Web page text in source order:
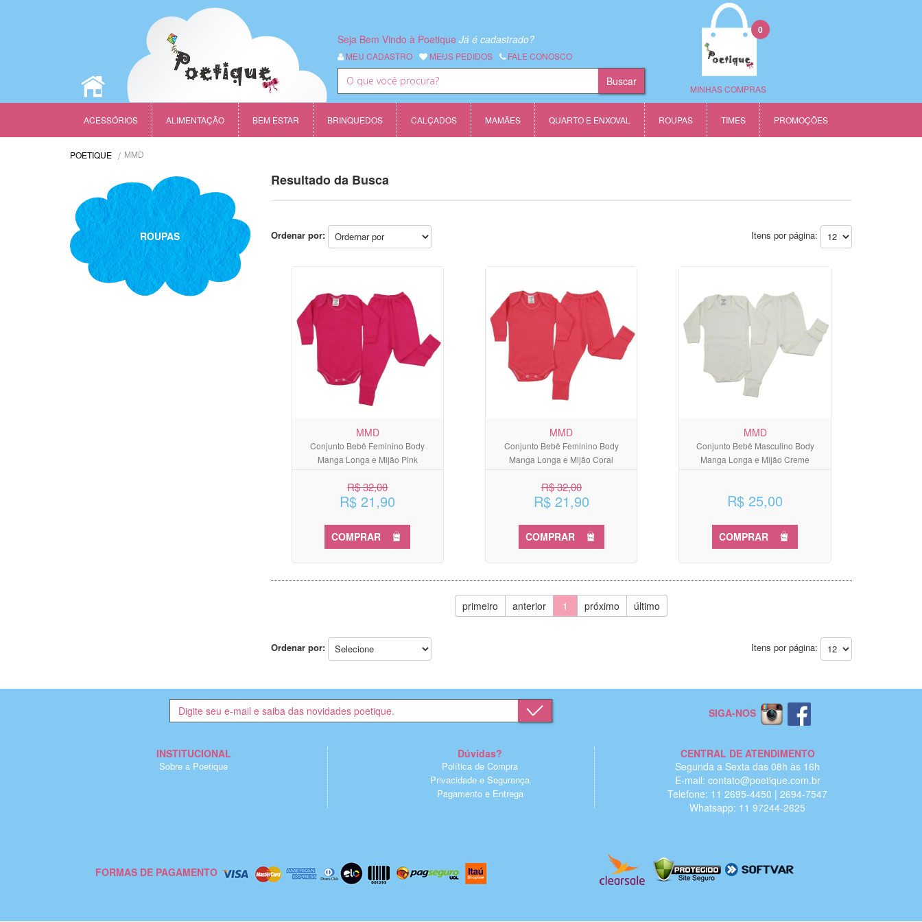
Seja Bem Vindo à Poetique Já é cadastrado?
MEU CADASTRO MEUS PEDIDOS FALE CONOSCO
MINHAS COMPRAS
0
ACESSÓRIOS ALIMENTAÇÃO BEM ESTAR BRINQUEDOS CALÇADOS MAMÃES QUARTO E ENXOVAL ROUPAS TIMES PROMOÇÕES
POETIQUE MMD
ROUPAS
Resultado da Busca
Ordenar por: Itens por página:
MMD
Conjunto Bebê Feminino Body
Manga Longa e Mijão Pink
R$ 32,00
R$ 21,90
COMPRAR
MMD
Conjunto Bebê Feminino Body
Manga Longa e Mijão Coral
R$ 32,00
R$ 21,90
COMPRAR
MMD
Conjunto Bebê Masculino Body
Manga Longa e Mijão Creme
R$ 25,00
COMPRAR
primeiro anterior 1 próximo último
Ordenar por: Itens por página:
SIGA-NOS
INSTITUCIONAL
Sobre a Poetique
Dúvidas?
Política de Compra
Privacidade e Segurança
Pagamento e Entrega
CENTRAL DE ATENDIMENTO
Segunda a Sexta das 08h às 16h
E-mail: contato@poetique.com.br
Telefone: 11 2695-4450 | 2694-7547
Whatsapp: 11 97244-2625
FORMAS DE PAGAMENTO